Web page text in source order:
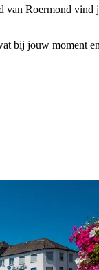
Roermond vind
bij jouw moment